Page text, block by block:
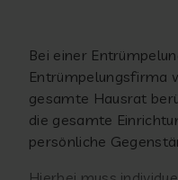
Bei einer
Entrümpelungsfirma
gesamte Hausrat
die gesamte
persönliche